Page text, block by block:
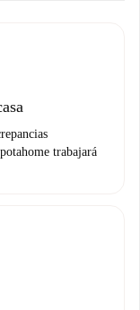
trabajará